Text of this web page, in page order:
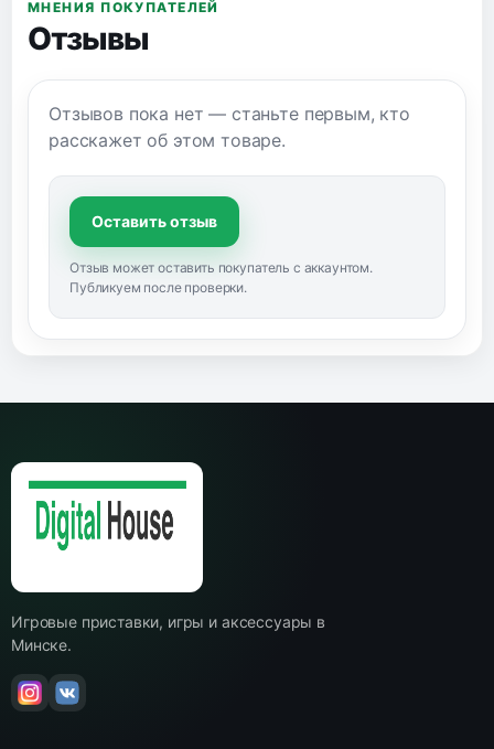
МНЕНИЯ ПОКУПАТЕЛЕЙ
Отзывы
Отзывов пока нет — станьте первым, кто
расскажет об этом товаре.
Оставить отзыв
Отзыв может оставить покупатель с аккаунтом.
Публикуем после проверки.
Игровые приставки, игры и аксессуары в
Минске.